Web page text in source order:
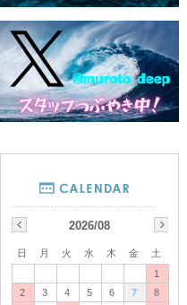
2026/08
日 月 火 水 木 金
土
1
2
3 4 5 6 7
8